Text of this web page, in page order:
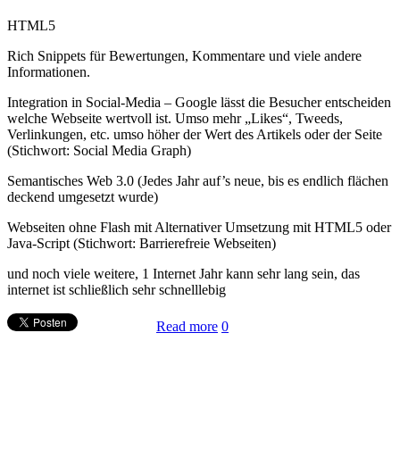
HTML5
Rich Snippets für Bewertungen, Kommentare und viele andere
Informationen.
Integration in Social-Media – Google lässt die Besucher entscheiden
welche Webseite wertvoll ist. Umso mehr „Likes“, Tweeds,
Verlinkungen, etc. umso höher der Wert des Artikels oder der Seite
(Stichwort: Social Media Graph)
Semantisches Web 3.0 (Jedes Jahr auf’s neue, bis es endlich flächen
deckend umgesetzt wurde)
Webseiten ohne Flash mit Alternativer Umsetzung mit HTML5 oder
Java-Script (Stichwort: Barrierefreie Webseiten)
und noch viele weitere, 1 Internet Jahr kann sehr lang sein, das
internet ist schließlich sehr schnelllebig
Read more 0